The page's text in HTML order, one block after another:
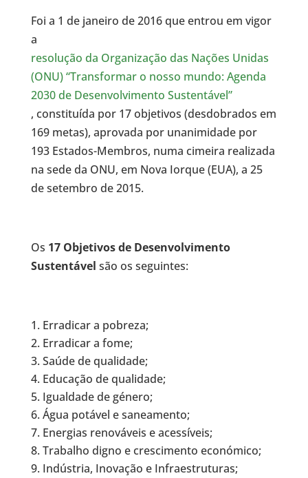
Foi a 1 de janeiro de 2016 que entrou em vigor
a
resolução da Organização das Nações Unidas
(ONU) “Transformar o nosso mundo: Agenda
2030 de Desenvolvimento Sustentável”
, constituída por 17 objetivos (desdobrados em
169 metas), aprovada por unanimidade por
193 Estados-Membros, numa cimeira realizada
na sede da ONU, em Nova Iorque (EUA), a 25
de setembro de 2015.
Os 17 Objetivos de Desenvolvimento
Sustentável são os seguintes:
Erradicar a pobreza;
Erradicar a fome;
Saúde de qualidade;
Educação de qualidade;
Igualdade de género;
Água potável e saneamento;
Energias renováveis e acessíveis;
Trabalho digno e crescimento económico;
Indústria, Inovação e Infraestruturas;